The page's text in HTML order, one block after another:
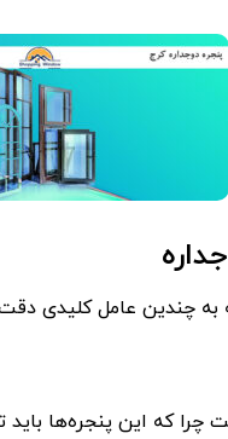
به چندین عامل کلیدی
که این پنجره‌ها